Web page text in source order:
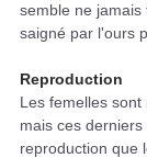
semble ne jamais
saigné par l'ours
Reproduction
Les femelles sont
mais ces
reproduction que